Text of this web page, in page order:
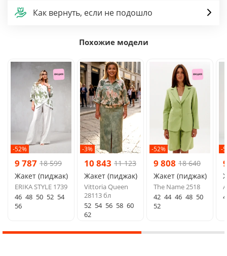
Как вернуть, если не подошло
Похожие модели
-52%
9 787 18 599
Жакет (пиджак)
ERIKA STYLE 1739
46 48 50 52 54
56
-3%
10 843 11 123
Жакет (пиджак)
Vittoria Queen
28113 бл
52 54 56 58 60
62
-52%
9 808 18 640
Жакет (пиджак)
The Name 2518
42 44 46 48 50
52
-